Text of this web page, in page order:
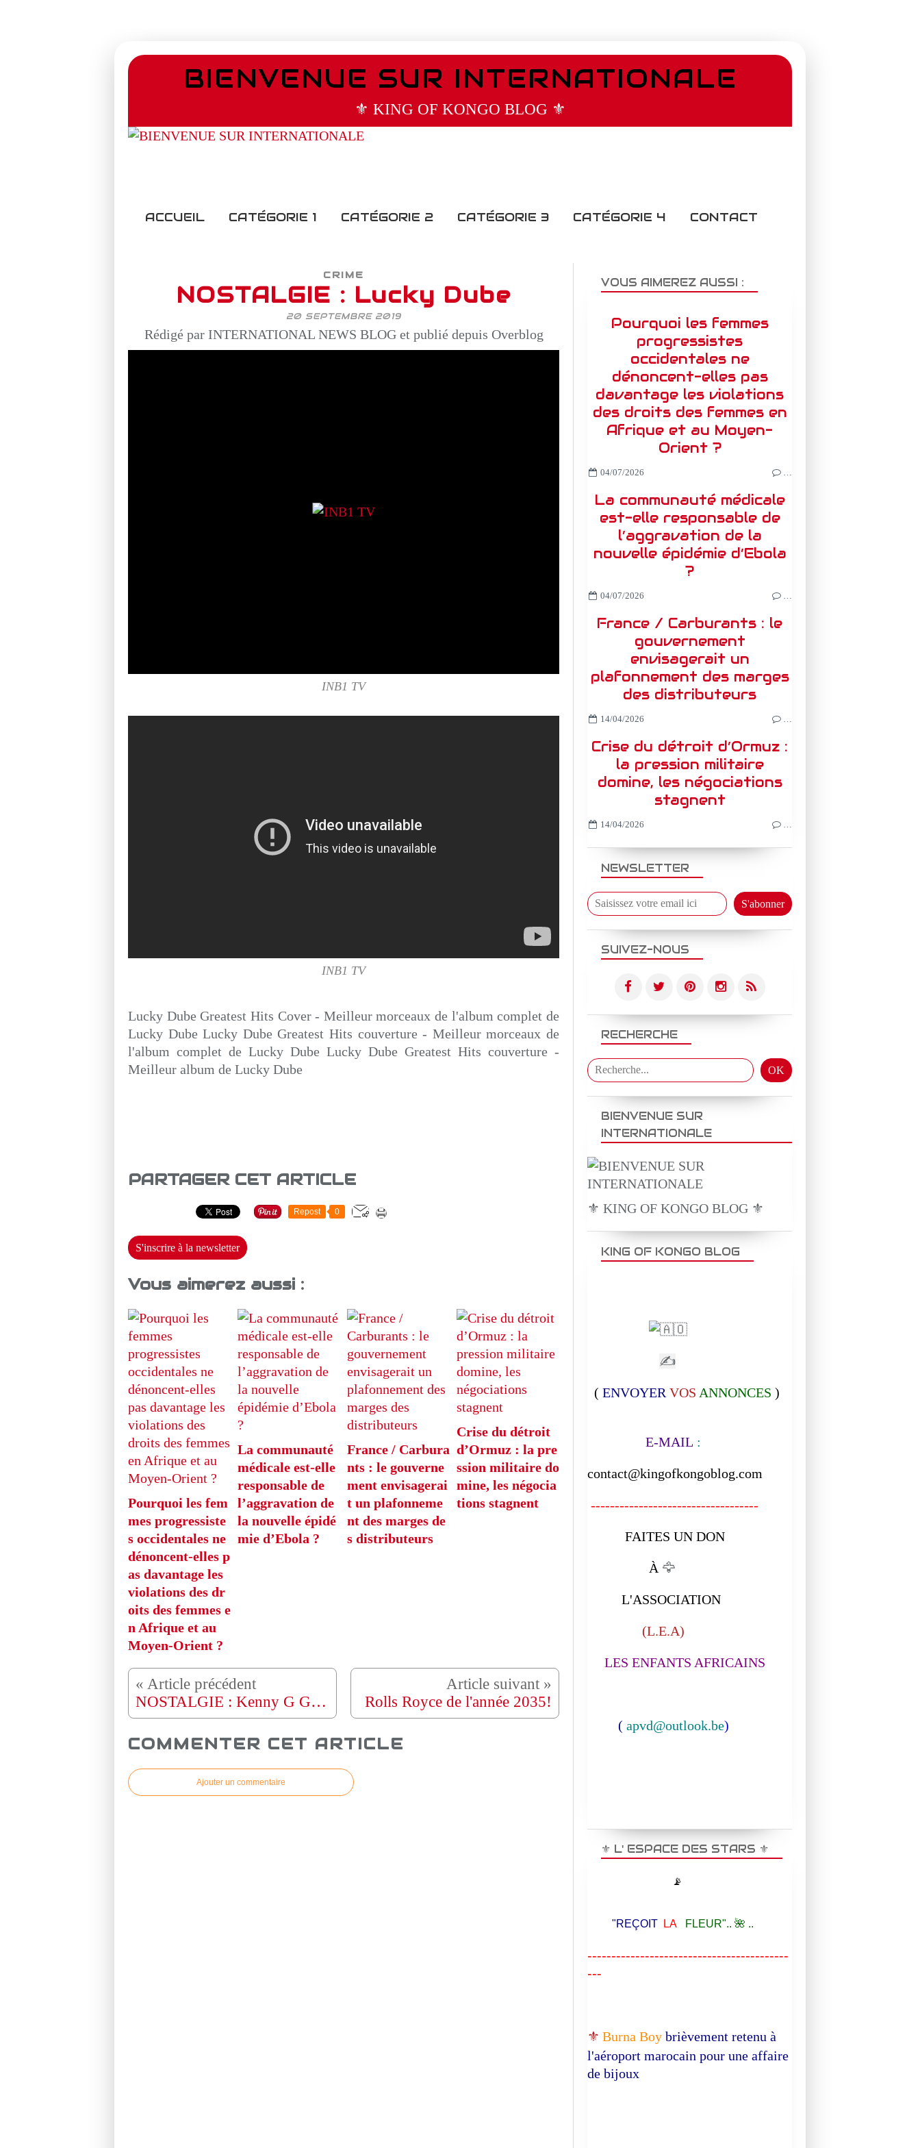
BIENVENUE SUR INTERNATIONALE
⚜️ KING OF KONGO BLOG ⚜️
ACCUEIL CATÉGORIE 1 CATÉGORIE 2 CATÉGORIE 3 CATÉGORIE 4 CONTACT
CRIME
NOSTALGIE : Lucky Dube
20 SEPTEMBRE 2019
Rédigé par INTERNATIONAL NEWS BLOG et publié depuis Overblog
INB1 TV
INB1 TV
Lucky Dube Greatest Hits Cover - Meilleur morceaux de l'album complet de
Lucky Dube Lucky Dube Greatest Hits couverture - Meilleur morceaux de
l'album complet de Lucky Dube Lucky Dube Greatest Hits couverture -
Meilleur album de Lucky Dube
PARTAGER CET ARTICLE
Repost 0
S'inscrire à la newsletter
Vous aimerez aussi :
Pourquoi les fem
mes progressiste
s occidentales ne
dénoncent-elles p
as davantage les
violations des dr
oits des femmes e
n Afrique et au
Moyen-Orient ?
La communauté
médicale est-elle
responsable de
l’aggravation de
la nouvelle épidé
mie d’Ebola ?
France / Carbura
nts : le gouverne
ment envisagerai
t un plafonneme
nt des marges de
s distributeurs
Crise du détroit
d’Ormuz : la pre
ssion militaire do
mine, les négocia
tions stagnent
NOSTALGIE : Kenny G Greatest Hits Rolls Royce de l'année 2035!
COMMENTER CET ARTICLE
Ajouter un commentaire
NEWSLETTER
SUIVEZ-NOUS
RECHERCHE
BIENVENUE SUR
INTERNATIONALE
⚜️ KING OF KONGO BLOG ⚜️
VOUS AIMEREZ AUSSI :
Pourquoi les femmes
progressistes
occidentales ne
dénoncent-elles pas
davantage les violations
des droits des femmes en
Afrique et au Moyen-
Orient ?
04/07/2026 …
La communauté médicale
est-elle responsable de
l’aggravation de la
nouvelle épidémie d’Ebola
?
04/07/2026 …
France / Carburants : le
gouvernement
envisagerait un
plafonnement des marges
des distributeurs
14/04/2026 …
Crise du détroit d’Ormuz :
la pression militaire
domine, les négociations
stagnent
14/04/2026 …
KING OF KONGO BLOG
✍
( ENVOYER VOS ANNONCES )
E-MAIL :
contact@kingofkongoblog.com
-----------------------------------
FAITES UN DON
À 🦅
L'ASSOCIATION
(L.E.A)
LES ENFANTS AFRICAINS
( apvd@outlook.be)
⚜️ L' ESPACE DES STARS ⚜️
📡
"REÇOIT LA FLEUR".. 🌺 ..
------------------------------------------
---
⚜️ Burna Boy brièvement retenu à
l'aéroport marocain pour une affaire
de bijoux